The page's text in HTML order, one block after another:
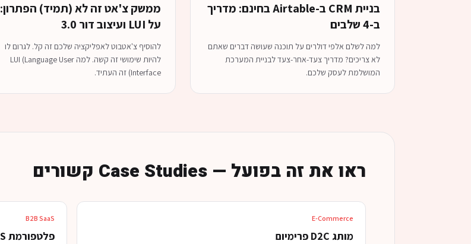
בניית CRM ב-Airtable בחינם: מדריך
ב-4 שלבים
למה לשלם אלפי דולרים על תוכנה שעושה דברים שאתם
לא צריכים? מדריך צעד-אחר-צעד לבניית המערכת
המושלמת לעסק שלכם.
ממשק צ'אט זה לא (תמיד) הפתרון:
על LUI ועיצוב דור 3.0
להוסיף צ'אטבוט לאפליקציה שלכם זה קל. לגרום לו
להיות שימושי זה קשה. למה LUI (Language User
Interface) זה העתיד.
ראו את זה בפועל — Case Studies קשורים
E-Commerce
מותג D2C פרימיום
B2B SaaS
פלטפורמת B2B SaaS לאוטומציית מכירות